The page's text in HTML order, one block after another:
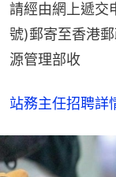
請經由網上遞交
號)郵寄至香港
源管理部收
站務主任招聘詳